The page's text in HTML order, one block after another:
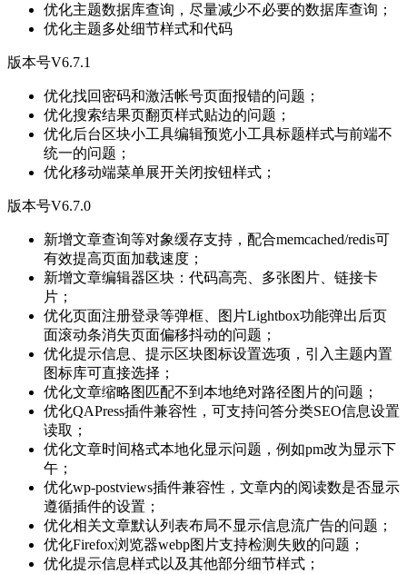
优化主题数据库查询，尽量减少不必要的数据库查询；
优化主题多处细节样式和代码
版本号V6.7.1
优化找回密码和激活帐号页面报错的问题；
优化搜索结果页翻页样式贴边的问题；
优化后台区块小工具编辑预览小工具标题样式与前端不
统一的问题；
优化移动端菜单展开关闭按钮样式；
版本号V6.7.0
新增文章查询等对象缓存支持，配合memcached/redis可
有效提高页面加载速度；
新增文章编辑器区块：代码高亮、多张图片、链接卡
片；
优化页面注册登录等弹框、图片Lightbox功能弹出后页
面滚动条消失页面偏移抖动的问题；
优化提示信息、提示区块图标设置选项，引入主题内置
图标库可直接选择；
优化文章缩略图匹配不到本地绝对路径图片的问题；
优化QAPress插件兼容性，可支持问答分类SEO信息设置
读取；
优化文章时间格式本地化显示问题，例如pm改为显示下
午；
优化wp-postviews插件兼容性，文章内的阅读数是否显示
遵循插件的设置；
优化相关文章默认列表布局不显示信息流广告的问题；
优化Firefox浏览器webp图片支持检测失败的问题；
优化提示信息样式以及其他部分细节样式；